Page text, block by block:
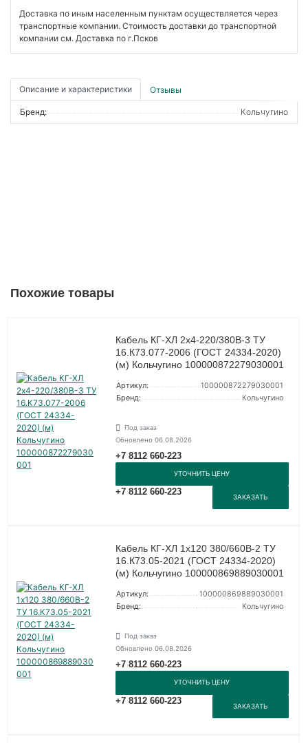
Доставка по иным населенным пунктам осуществляется через
транспортные компании. Стоимость доставки до транспортной
компании см. Доставка по г.Псков
Описание и характеристики Отзывы
Бренд: Кольчугино
Похожие товары
Кабель КГ-ХЛ 2х4-220/380В-3 ТУ
16.К73.077-2006 (ГОСТ 24334-2020)
(м) Кольчугино 100000872279030001
Артикул:
100000872279030001
Бренд:
Кольчугино
Под заказ
Обновлено 06.08.2026
+7 8112 660-223
УТОЧНИТЬ ЦЕНУ
+7 8112 660-223
ЗАКАЗАТЬ
Кабель КГ-ХЛ 1х120 380/660В-2 ТУ
16.К73.05-2021 (ГОСТ 24334-2020)
(м) Кольчугино 100000869889030001
Артикул:
100000869889030001
Бренд:
Кольчугино
Под заказ
Обновлено 06.08.2026
+7 8112 660-223
УТОЧНИТЬ ЦЕНУ
+7 8112 660-223
ЗАКАЗАТЬ